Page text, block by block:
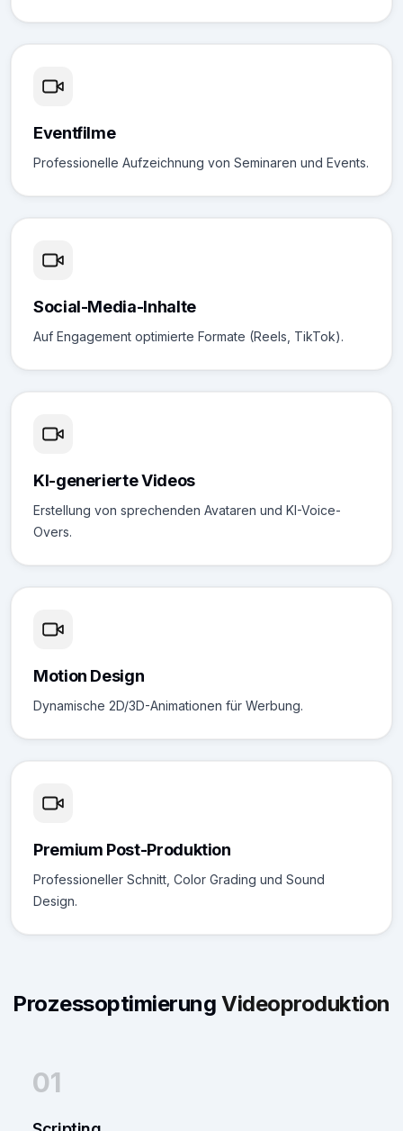
Eventfilme
Professionelle Aufzeichnung von Seminaren und Events.
Social-Media-Inhalte
Auf Engagement optimierte Formate (Reels, TikTok).
KI-generierte Videos
Erstellung von sprechenden Avataren und KI-Voice-
Overs.
Motion Design
Dynamische 2D/3D-Animationen für Werbung.
Premium Post-Produktion
Professioneller Schnitt, Color Grading und Sound
Design.
ProzessoptimierungVideoproduktion
01